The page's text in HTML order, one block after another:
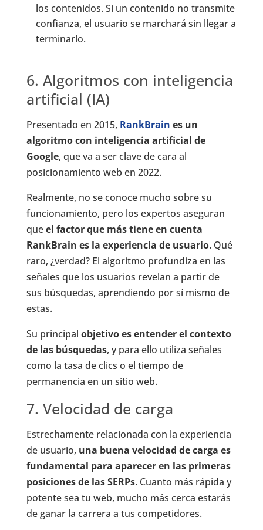
los contenidos. Si un contenido no transmite
confianza, el usuario se marchará sin llegar a
terminarlo.
6. Algoritmos con inteligencia
artificial (IA)
Presentado en 2015, RankBrain es un
algoritmo con inteligencia artificial de
Google, que va a ser clave de cara al
posicionamiento web en 2022.
Realmente, no se conoce mucho sobre su
funcionamiento, pero los expertos aseguran
queel factor que más tiene en cuenta
RankBrain es la experiencia de usuario. Qué
raro, ¿verdad? El algoritmo profundiza en las
señales que los usuarios revelan a partir de
sus búsquedas, aprendiendo por sí mismo de
estas.
Su principal objetivo es entender el contexto
de las búsquedas, y para ello utiliza señales
como la tasa de clics o el tiempo de
permanencia en un sitio web.
7. Velocidad de carga
Estrechamente relacionada con la experiencia
de usuario, una buena velocidad de carga es
fundamental para aparecer en las primeras
posiciones de las SERPs. Cuanto más rápida y
potente sea tu web, mucho más cerca estarás
de ganar la carrera a tus competidores.